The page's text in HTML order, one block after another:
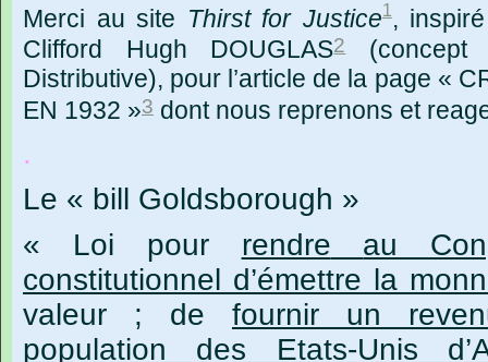
Merci au site Thirst for Justice1,
Clifford
Hugh DOUGLAS2
(concept
Distributive), pour l’article de la page «
EN 1932 »3 dont nous reprenons et
.
Le « bill Goldsborough »
« Loi
pour rendre
au
constitutionnel d’émettre la
valeur ; de fournir
un
population des Etats-Unis